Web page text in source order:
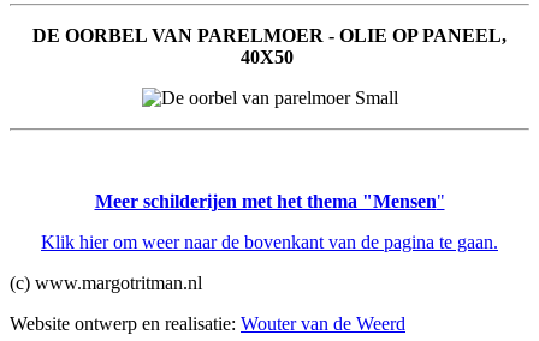
DE OORBEL VAN PARELMOER - OLIE OP PANEEL,
40X50
Meer schilderijen met het thema "Mensen"
Klik hier om weer naar de bovenkant van de pagina te gaan.
(c) www.margotritman.nl
Website ontwerp en realisatie: Wouter van de Weerd